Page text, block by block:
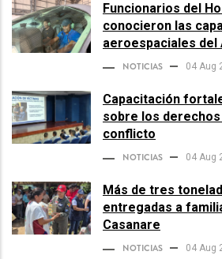
Funcionarios del
conocieron las
aeroespaciales del
NOTICIAS 04 Aug
Capacitación
sobre los derechos
conflicto
NOTICIAS 04 Aug
Más de tres
entregadas a
Casanare
NOTICIAS 04 Aug